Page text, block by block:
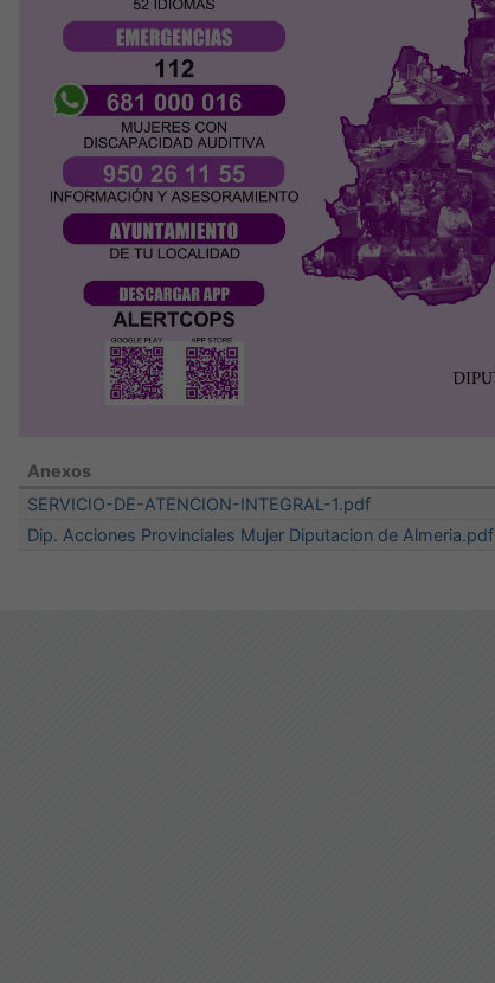
Anexos
SERVICIO-DE-ATENCION-INTEGRAL-1.pdf
Dip. Acciones Provinciales Mujer Diputacion de Almeria.pdf